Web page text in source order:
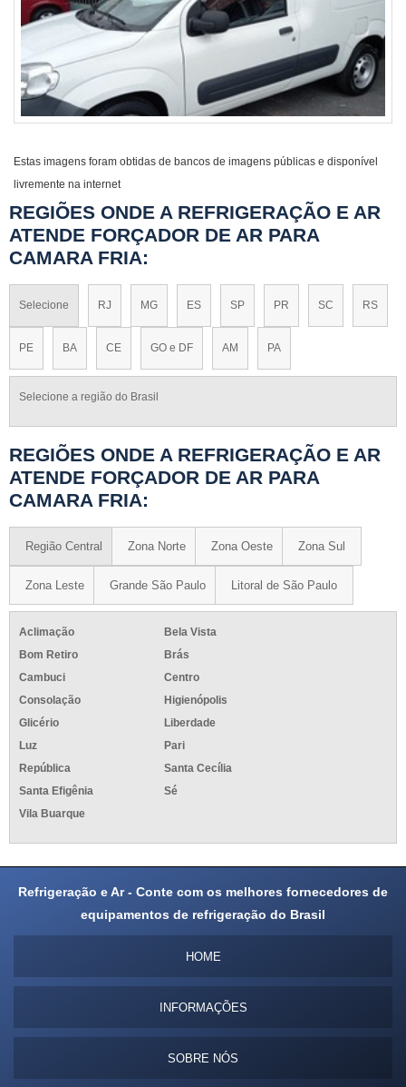
Estas imagens foram obtidas de bancos de imagens públicas e disponível
livremente na internet
REGIÕES ONDE A REFRIGERAÇÃO E AR
ATENDE FORÇADOR DE AR PARA
CAMARA FRIA:
Selecione RJ MG ES SP PR SC RS
PE BA CE GO e DF AM PA
Selecione a região do Brasil
REGIÕES ONDE A REFRIGERAÇÃO E AR
ATENDE FORÇADOR DE AR PARA
CAMARA FRIA:
Região Central Zona Norte Zona Oeste Zona Sul
Zona Leste Grande São Paulo Litoral de São Paulo
Aclimação
Bela Vista
Bom Retiro
Brás
Cambuci
Centro
Consolação
Higienópolis
Glicério
Liberdade
Luz
Pari
República
Santa Cecília
Santa Efigênia
Sé
Vila Buarque
Refrigeração e Ar - Conte com os melhores fornecedores de
equipamentos de refrigeração do Brasil
HOME
INFORMAÇÕES
SOBRE NÓS